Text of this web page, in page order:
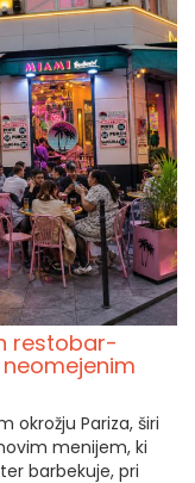
restobar-
okrožju Pariza, širi
menijem, ki
barbekuje, pri